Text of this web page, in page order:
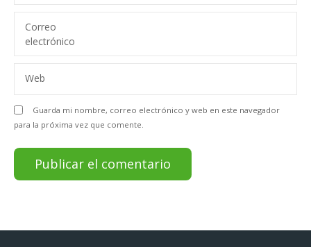
a
d
a
s
Correo
electrónico
Web
Guarda mi nombre, correo electrónico y web en este navegador
para la próxima vez que comente.